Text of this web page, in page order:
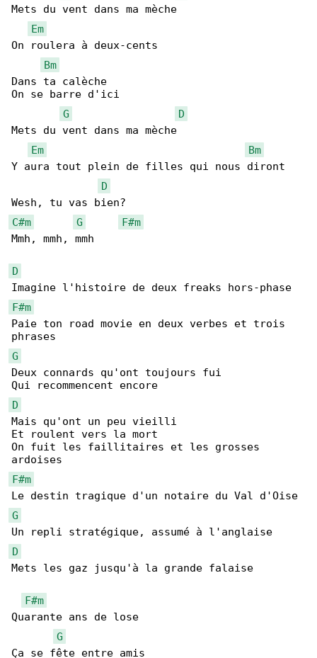
Mets du vent dans ma mèche
Em
On roulera à deux-cents
Bm
Dans ta calèche
On se barre d'ici
G
D
Mets du vent dans ma mèche
Em
Bm
Y aura tout plein de filles qui nous diront
D
C#m
G
F#m
Mmh, mmh, mmh
D
F#m
Paie ton road movie en deux verbes et trois
G
Deux connards qu'ont toujours fui
D
Mais qu'ont un peu vieilli
Et roulent vers la mort
On fuit les faillitaires et les grosses
F#m
G
D
Mets les gaz jusqu'à la grande falaise
F#m
Quarante ans de lose
G
Ça se fête entre amis